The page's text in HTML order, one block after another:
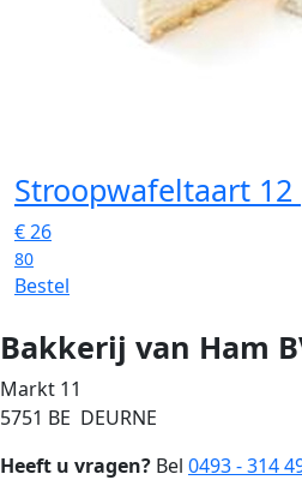
Stroopwafeltaart
€26
80
Bestel
Bakkerij van Ham
Markt 11
5751 BE DEURNE
Heeft u vragen? Bel 0493 - 314